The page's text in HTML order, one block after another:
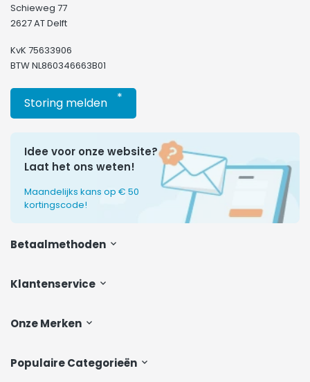
Klantenservice
Onze Merken
Populaire Categorieën
Schieweg 77
2627 AT Delft
KvK 75633906
BTW NL860346663B01
Storing melden *
Idee voor onze website?
Laat het ons weten!
Maandelijks kans op € 50
kortingscode!
Betaalmethoden